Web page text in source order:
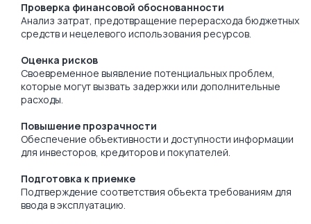
Проверка финансовой обоснованности
Анализ затрат, предотвращение перерасхода бюджетных
средств и нецелевого использования ресурсов.
Оценка рисков
Своевременное выявление потенциальных проблем,
которые могут вызвать задержки или дополнительные
расходы.
Повышение прозрачности
Обеспечение объективности и доступности информации
для инвесторов, кредиторов и покупателей.
Подготовка к приемке
Подтверждение соответствия объекта требованиям для
ввода в эксплуатацию.